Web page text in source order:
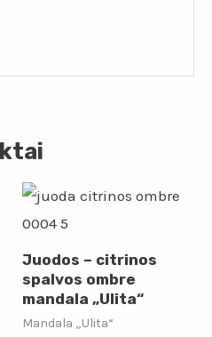
Juodos – citrinos
spalvos ombre
mandala „Ulita“
Mandala „Ulita“